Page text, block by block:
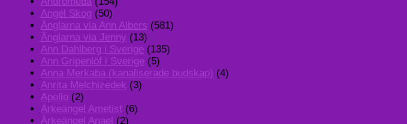
Angel Skog (50)
Änglarna via Ann Albers (581)
Änglarna via Jenny (13)
Ann Dahlberg i Sverige (135)
Ann Gripenlöf i Sverige (5)
Anna Merkaba (kanaliserade budskap) (4)
Anrita Melchizedek (3)
Apollo (2)
Ärkeängel Ametist (6)
Ärkeängel Anael (2)